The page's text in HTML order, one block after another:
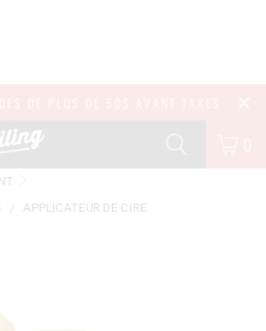
APPLICATEUR DE CIRE